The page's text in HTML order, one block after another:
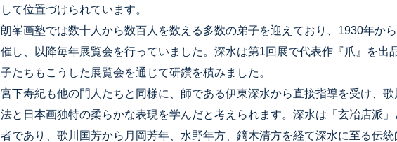
して位置づけられています。
朗峯画塾では数十人から数百人を数える多数の弟子を迎えており、1930年か
催し、以降毎年展覧会を行っていました。深水は第1回展で代表作『爪』を出
子たちもこうした展覧会を通じて研鑽を積みました。
宮下寿紀も他の門人たちと同様に、師である伊東深水から直接指導を受け、
法と日本画独特の柔らかな表現を学んだと考えられます。深水は「玄冶店派
者であり、歌川国芳から月岡芳年、水野年方、鏑木清方を経て深水に至る伝